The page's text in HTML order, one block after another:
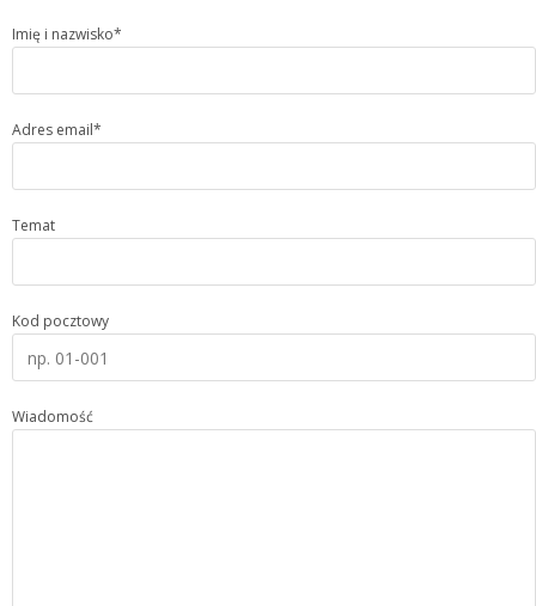
Imię i nazwisko*
Adres email*
Temat
Kod pocztowy
Wiadomość